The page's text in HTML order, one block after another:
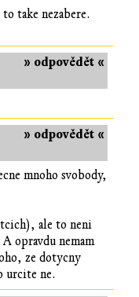
take nezabere.
» odpovědět «
» odpovědět «
mnoho svobody,
ale to neni
opravdu nemam
ze dotycny
urcite ne.